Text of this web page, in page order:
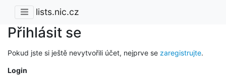
lists.nic.cz
Přihlásit se
Pokud jste si ještě nevytvořili účet, nejprve se zaregistrujte.
Login